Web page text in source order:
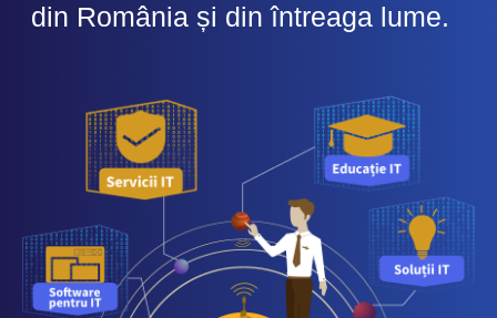
din România și din întreaga lume.